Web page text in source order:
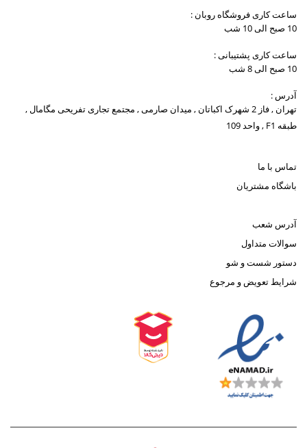
ساعت کاری فروشگاه روبان :
10 صبح الی 10 شب
ساعت کاری پشتیبانی :
10 صبح الی 8 شب
آدرس :
تهران , فاز 2 شهرک اکباتان , میدان صارمی , مجتمع تجاری تفریحی مگامال ,
طبقه F1 , واحد 109
تماس با ما
باشگاه مشتریان
آدرس شعب
سوالات متداول
دستور شست و شو
شرایط تعویض و مرجوع